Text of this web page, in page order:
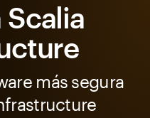
más segura